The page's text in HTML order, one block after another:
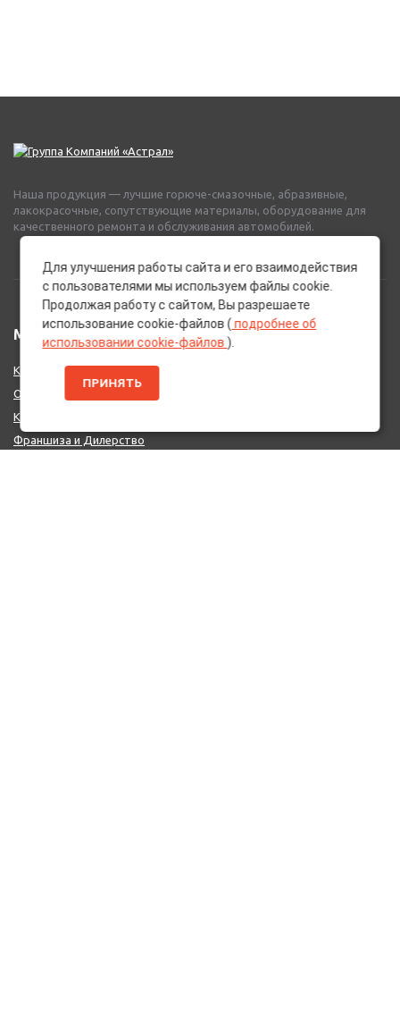
Наша продукция — лучшие горюче-смазочные, абразивные,
лакокрасочные, сопутствующие материалы, оборудование для
качественного ремонта и обслуживания автомобилей.
МЕНЮ
Каталог Брендов
О нас
Контакты
Франшиза и Дилерство
Для улучшения работы сайта и его взаимодействия
с пользователями мы используем файлы cookie.
Продолжая работу с сайтом, Вы разрешаете
использование cookie-файлов ( подробнее об
использовании cookie-файлов ).
ПРИНЯТЬ